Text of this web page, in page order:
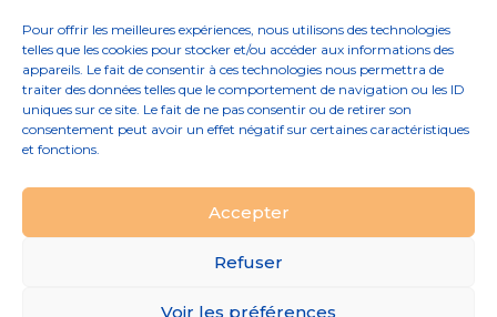
Pour offrir les meilleures expériences, nous utilisons des technologies
telles que les cookies pour stocker et/ou accéder aux informations des
appareils. Le fait de consentir à ces technologies nous permettra de
traiter des données telles que le comportement de navigation ou les ID
uniques sur ce site. Le fait de ne pas consentir ou de retirer son
consentement peut avoir un effet négatif sur certaines caractéristiques
et fonctions.
Accepter
Refuser
Voir les préférences
avril 2023
mars 2023
Principale
02 96 52 68 68
MENTIONS LÉGALES